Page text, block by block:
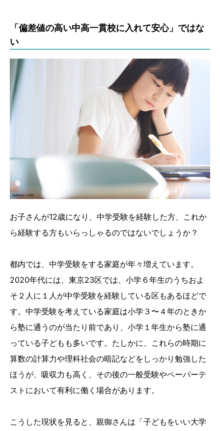
「偏差値の高い中高一貫校に入れて安心」ではな
い
お子さんが12歳になり、中学受験を経験した方、これか
ら経験する方もいらっしゃるのではないでしょうか？
都内では、中学受験をする家庭が年々増えています。
2020年代には、東京23区では、小学６年生のうちおよ
そ２人に１人が中学受験を経験している区もあるほどで
す。中学受験を考えている家庭は小学３〜４年のときか
ら塾に通うのが当たり前であり、小学１年生から塾に通
っている子どもも多いです。たしかに、これらの時期に
算数の計算力や理科社会の暗記などをしっかり勉強した
ほうが、吸収力も高く、その後の一般受験やペーパーテ
ストにおいて有利に働く場合があります。
こうした現状を見ると、親御さんは「子どもをいい大学